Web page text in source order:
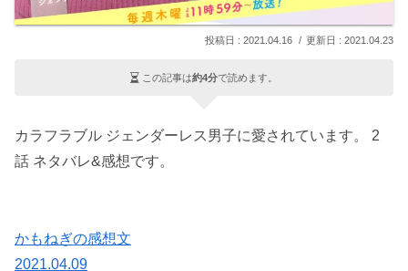
2021.04.16 2021.04.23
この記事は約4分で読めます。
カラフラブル ジェンダーレス男子に愛されています。 2
話 ネタバレ&感想です。
かもねぎの感想文
2021.04.09